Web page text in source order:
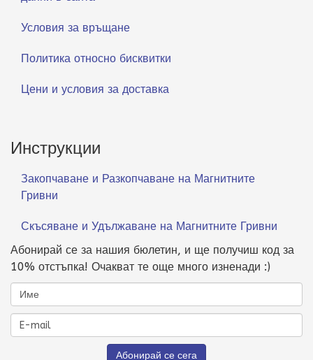
Условия за връщане
Политика относно бисквитки
Цени и условия за доставка
Инструкции
Закопчаване и Разкопчаване на Магнитните
Гривни
Скъсяване и Удължаване на Магнитните Гривни
Абонирай се за нашия бюлетин, и ще получиш код за
10% отстъпка! Очакват те още много изненади :)